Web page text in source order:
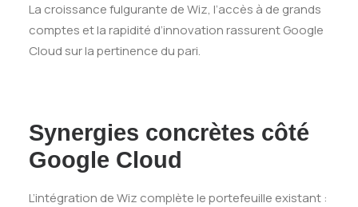
La croissance fulgurante de Wiz, l’accès à de grands
comptes et la rapidité d’innovation rassurent Google
Cloud sur la pertinence du pari.
Synergies concrètes côté
Google Cloud
L’intégration de Wiz complète le portefeuille existant :